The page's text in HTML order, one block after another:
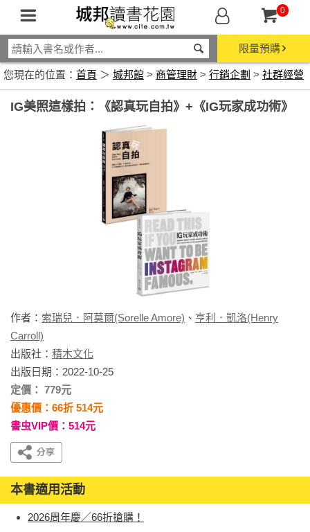
0
限量預購
您現在的位置： 首頁 ＞ 城邦館 > 商管理財 > 行銷企劃 > 社群經營
IG美照這樣拍：《認真玩自拍》+《IG玩家成功術》
作者： 索瑞兒．阿莫爾(Sorelle Amore) 、 亨利．凱洛(Henry
Carroll)
出版社： 積木文化
出版日期：2022-10-25
定價： 779元
優惠價：66折 514元
書虫VIP價：514元
本書適用活動
2026周年慶／66折搶購！